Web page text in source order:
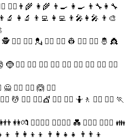
👩‍⚖️👨‍🌾 👩‍🌾 👨‍🍳 👩‍🍳 👨‍🔧👩‍🔧
👩‍🔬 👨‍💻 👩‍💻 👨‍🎤👩‍🎤 👨‍🎨
🕵️‍♂️ 🕵️‍♀️ 💂 💂‍♂️ 💂‍♀️ 👷 👷‍♂️ 👷‍♀️ 🤴 👸
🧙‍♀️ 🧙‍♂️ 🧚‍♀️ 🧚‍♂️ 🧛‍♀️ 🧛‍♂️ 🧜‍♀️ 🧜‍♂️ 🧝‍♀️
🙅 🙅‍♂️ 🙅‍♀️ 🙆 🙆‍♂️
💆 💆‍♂️ 💆‍♀️💇 💇‍♂️ 💇‍♀️ 🤷🚶 🚶‍♂️ 🚶‍♀️ 🏃
👭💏 👨‍❤️‍💋‍👨 👩‍❤️‍💋‍👩 💑 👨‍❤️‍👨 👩‍❤️‍👩 👪
👨‍👩‍👦‍👦 👨‍👩‍👧‍👧 👨‍👨‍👦